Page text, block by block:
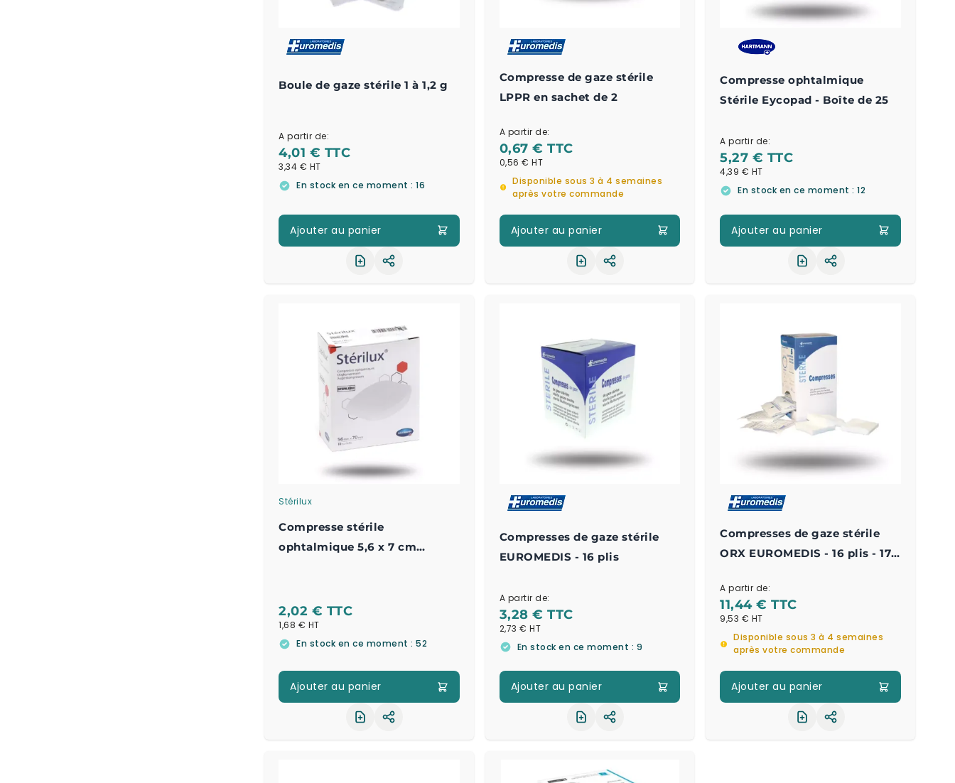
Boule de gaze stérile 1 à 1,2 g
A partir de:
4,01 €
3,34 €
En stock en ce moment : 16
Ajouter au panier
Partager le produit
Compresse de gaze stérile
LPPR en sachet de 2
A partir de:
0,67 €
0,56 €
Disponible sous 3 à 4 semaines
après votre commande
Ajouter au panier
Partager le produit
Compresse ophtalmique
Stérile Eycopad - Boîte de 25
A partir de:
5,27 €
4,39 €
En stock en ce moment : 12
Ajouter au panier
Partager le produit
Stérilux
Compresse stérile
ophtalmique 5,6 x 7 cm
2,02 €
1,68 €
En stock en ce moment : 52
Ajouter au panier
Partager le produit
Compresses de gaze stérile
EUROMEDIS - 16 plis
A partir de:
3,28 €
2,73 €
En stock en ce moment : 9
Ajouter au panier
Partager le produit
Compresses de gaze stérile
ORX EUROMEDIS - 16 plis - 17
A partir de:
11,44 €
9,53 €
Disponible sous 3 à 4 semaines
après votre commande
Ajouter au panier
Partager le produit